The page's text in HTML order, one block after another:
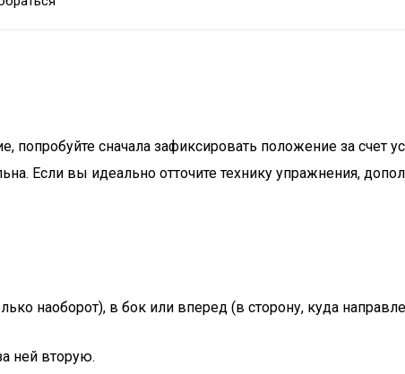
попробуйте сначала зафиксировать положение за счет
Если вы идеально отточите технику упражнения,
наоборот), в бок или вперед (в сторону, куда
ней вторую.